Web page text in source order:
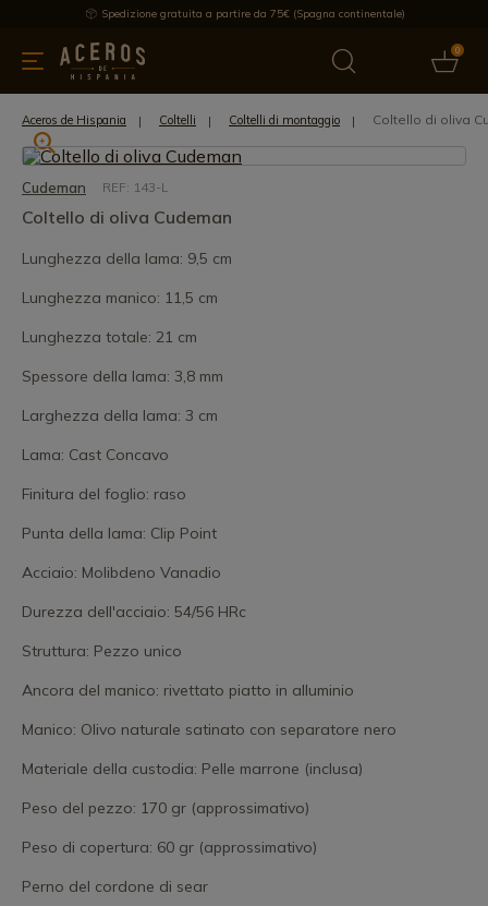
Spedizione gratuita a partire da 75€ (Spagna continentale)
0
cucina Offre Ultime notizie Venduti Marche
Aceros de Hispania Coltelli Coltelli di montaggio Coltello di oliva
Cudeman REF: 143-L
Coltello di oliva Cudeman
Lunghezza della lama: 9,5 cm
Lunghezza manico: 11,5 cm
Lunghezza totale: 21 cm
Spessore della lama: 3,8 mm
Larghezza della lama: 3 cm
Lama: Cast Concavo
Finitura del foglio: raso
Punta della lama: Clip Point
Acciaio: Molibdeno Vanadio
Durezza dell'acciaio: 54/56 HRc
Struttura: Pezzo unico
Ancora del manico: rivettato piatto in alluminio
Manico: Olivo naturale satinato con separatore nero
Materiale della custodia: Pelle marrone (inclusa)
Peso del pezzo: 170 gr (approssimativo)
Peso di copertura: 60 gr (approssimativo)
Perno del cordone di sear